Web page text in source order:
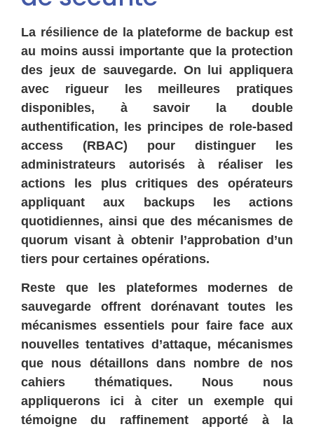
La résilience de la plateforme de backup est
au moins aussi importante que la protection
des jeux de sauvegarde. On lui appliquera
avec rigueur les meilleures pratiques
disponibles, à savoir la double
authentification, les principes de role-based
access (RBAC) pour distinguer les
administrateurs autorisés à réaliser les
actions les plus critiques des opérateurs
appliquant aux backups les actions
quotidiennes, ainsi que des mécanismes de
quorum visant à obtenir l’approbation d’un
tiers pour certaines opérations.
Reste que les plateformes modernes de
sauvegarde offrent dorénavant toutes les
mécanismes essentiels pour faire face aux
nouvelles tentatives d’attaque, mécanismes
que nous détaillons dans nombre de nos
cahiers thématiques. Nous nous
appliquerons ici à citer un exemple qui
témoigne du raffinement apporté à la